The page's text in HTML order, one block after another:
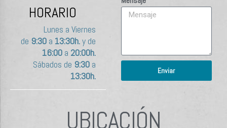
HORARIO
Lunes a Viernes
de 9:30a 13:30h.y de
16:00a 20:00h.
Sábados de 9:30a
13:30h.
Enviar
UBICACIÓN